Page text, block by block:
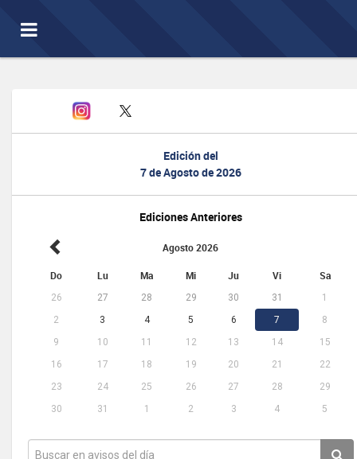
Toggle
navigation
Edición del
7 de Agosto de 2026
Ediciones Anteriores
Agosto 2026
Do Lu Ma Mi Ju Vi Sa
26 27 28 29 30 31
1
2
3 4 5 6 7
8
9
10 11 12 13 14
15
16
17 18 19 20 21
22
23
24 25 26 27 28
29
30
31 1 2 3 4 5